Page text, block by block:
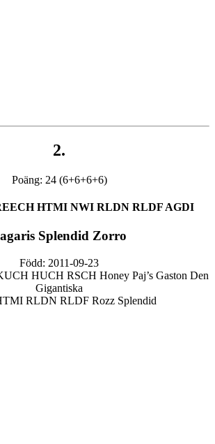
2.
Poäng: 24 (6+6+6+6)
HTMI NWI RLDN RLDF AGDI
Splendid Zorro
Född: 2011-09-23
HUCH RSCH Honey Paj’s Gaston Den
Gigantiska
RLDN RLDF Rozz Splendid